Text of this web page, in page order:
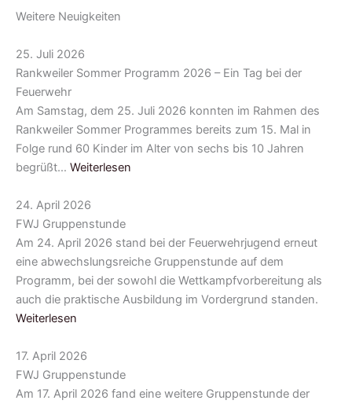
Weitere Neuigkeiten
25. Juli 2026
Rankweiler Sommer Programm 2026 – Ein Tag bei der
Feuerwehr
Am Samstag, dem 25. Juli 2026 konnten im Rahmen des
Rankweiler Sommer Programmes bereits zum 15. Mal in
Folge rund 60 Kinder im Alter von sechs bis 10 Jahren
begrüßt… Weiterlesen
24. April 2026
FWJ Gruppenstunde
Am 24. April 2026 stand bei der Feuerwehrjugend erneut
eine abwechslungsreiche Gruppenstunde auf dem
Programm, bei der sowohl die Wettkampfvorbereitung als
auch die praktische Ausbildung im Vordergrund standen.
Weiterlesen
17. April 2026
FWJ Gruppenstunde
Am 17. April 2026 fand eine weitere Gruppenstunde der